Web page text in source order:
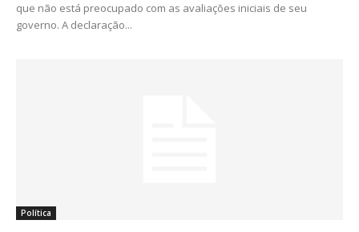
que não está preocupado com as avaliações iniciais de seu
governo. A declaração...
Política